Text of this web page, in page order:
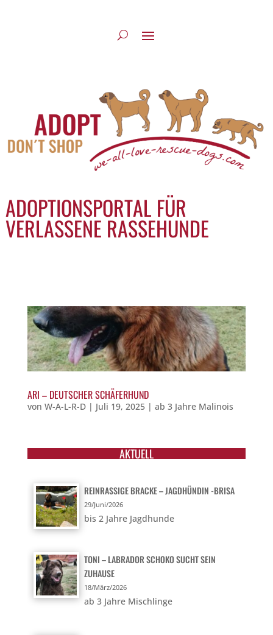
ADOPTIONSPORTAL FÜR
VERLASSENE RASSEHUNDE
ARI – DEUTSCHER SCHÄFERHUND
von W-A-L-R-D| Juli 19, 2025| ab 3 Jahre Malinois
AKTUELL
REINRASSIGE BRACKE – JAGDHÜNDIN -BRISA
29/Juni/2026
bis 2 Jahre Jagdhunde
TONI – LABRADOR SCHOKO SUCHT SEIN
ZUHAUSE
18/März/2026
ab 3 Jahre Mischlinge